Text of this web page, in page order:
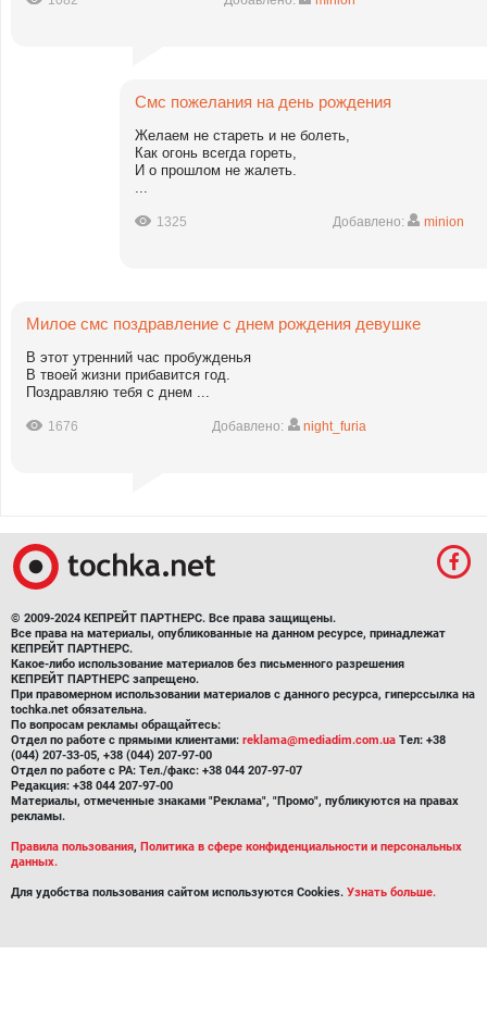
Смс пожелания на день рождения
Желаем не стареть и не болеть,
Как огонь всегда гореть,
И о прошлом не жалеть.
...
1325 Добавлено: minion
Милое смс поздравление с днем рождения девушке
В этот утренний час пробужденья
В твоей жизни прибавится год.
Поздравляю тебя с днем ...
1676 Добавлено: night_furia
© 2009-2024 КЕПРЕЙТ ПАРТНЕРС. Все права защищены.
Все права на материалы, опубликованные на данном ресурсе, принадлежат
КЕПРЕЙТ ПАРТНЕРС.
Какое-либо использование материалов без письменного разрешения
КЕПРЕЙТ ПАРТНЕРС запрещено.
При правомерном использовании материалов с данного ресурса, гиперссылка на
tochka.net обязательна.
По вопросам рекламы обращайтесь:
Отдел по работе с прямыми клиентами: reklama@mediadim.com.ua Тел: +38
(044) 207-33-05, +38 (044) 207-97-00
Отдел по работе с РА: Тел./факс: +38 044 207-97-07
Редакция: +38 044 207-97-00
Материалы, отмеченные знаками "Реклама", "Промо", публикуются на правах
рекламы.
Правила пользования, Политика в сфере конфиденциальности и персональных
данных.
Для удобства пользования сайтом используются Cookies. Узнать больше.